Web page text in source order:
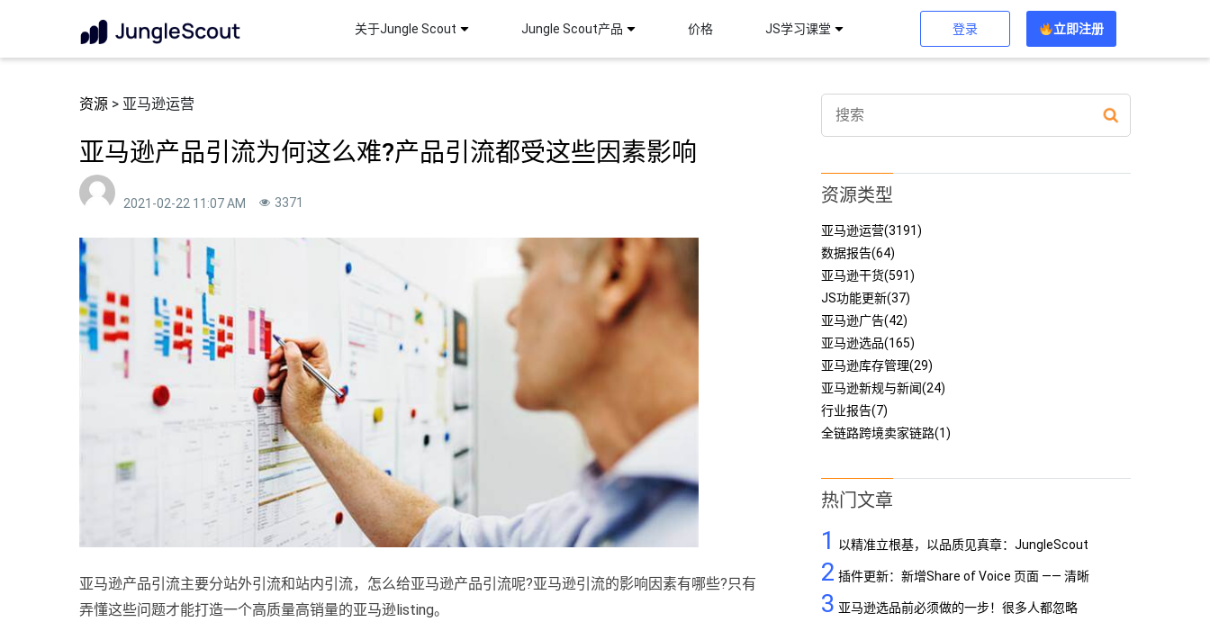
关于Jungle Scout Jungle Scout产品 价格 JS学习课堂 登录 立即注册
资源 > 亚马逊运营
亚马逊产品引流为何这么难?产品引流都受这些因素影响
2021-02-22 11:07 AM 3371
亚马逊产品引流主要分站外引流和站内引流，怎么给亚马逊产品引流呢?亚马逊引流的影响因素有哪些?只有
弄懂这些问题才能打造一个高质量高销量的亚马逊listing。
资源类型
亚马逊运营(3191)
数据报告(64)
亚马逊干货(591)
JS功能更新(37)
亚马逊广告(42)
亚马逊选品(165)
亚马逊库存管理(29)
亚马逊新规与新闻(24)
行业报告(7)
全链路跨境卖家链路(1)
热门文章
1
以精准立根基，以品质见真章：JungleScout
定义亚马逊工具专业标杆
2 插件更新：新增Share of Voice 页面 —— 清晰
呈现品牌竞争格局
3 亚马逊选品前必须做的一步！很多人都忽略